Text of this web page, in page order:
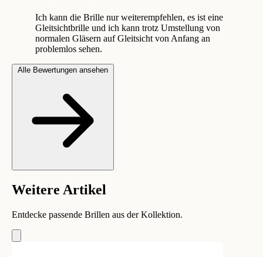
Ich kann die Brille nur weiterempfehlen, es ist eine
Gleitsichtbrille und ich kann trotz Umstellung von
normalen Gläsern auf Gleitsicht von Anfang an
problemlos sehen.
Alle Bewertungen ansehen
Weitere Artikel
Entdecke passende Brillen aus der Kollektion.